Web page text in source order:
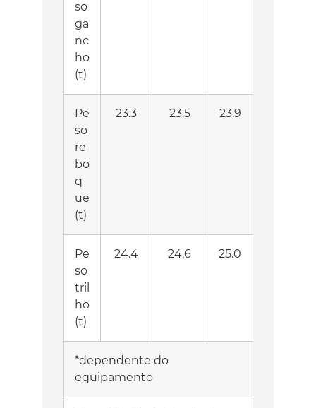
so
ga
nc
ho
(t)
Pe
so
re
bo
q
ue
(t)
23.3 23.5 23.9
Pe
so
tril
ho
(t)
24.4 24.6 25.0
*dependente do
equipamento